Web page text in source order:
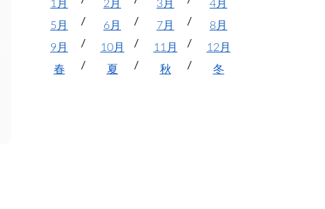
1月 2月 3月
4月
5月
6月 7月
8月
9月
10月 11月
12月
春
夏 秋 冬